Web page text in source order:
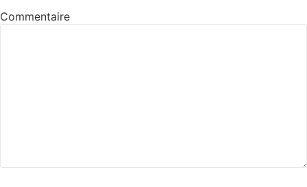
Commentaire